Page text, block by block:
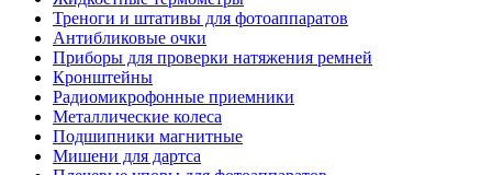
Треноги и штативы для фотоаппаратов
Антибликовые очки
Приборы для проверки натяжения ремней
Кронштейны
Радиомикрофонные приемники
Металлические колеса
Подшипники магнитные
Мишени для дартса